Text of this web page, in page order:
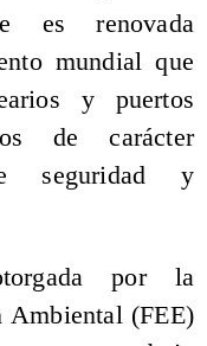
es renovada
mundial que
y puertos
de carácter
seguridad y
por la
Ambiental (FEE)